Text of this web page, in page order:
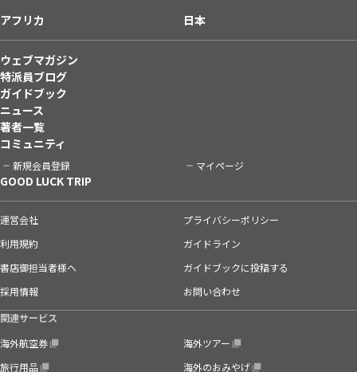
アフリカ
日本
ウェブマガジン
特派員ブログ
ガイドブック
ニュース
著者一覧
コミュニティ
新規会員登録 マイページ
GOOD LUCK TRIP
運営会社
プライバシーポリシー
利用規約
ガイドライン
書店御担当者様へ
ガイドブックに投稿する
採用情報
お問い合わせ
関連サービス
海外航空券
海外ツアー
旅行用品
海外のおみやげ